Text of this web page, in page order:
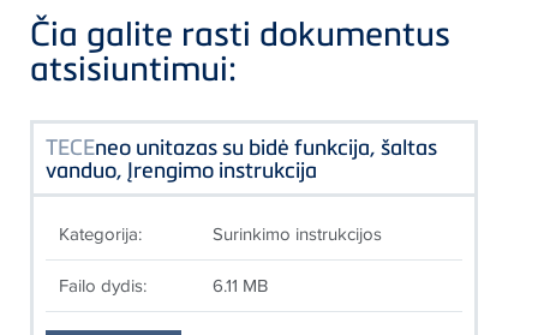
Čia galite rasti dokumentus
atsisiuntimui:
TECEneo unitazas su bidė funkcija, šaltas
vanduo, Įrengimo instrukcija
Kategorija: Surinkimo instrukcijos
Failo dydis: 6.11 MB